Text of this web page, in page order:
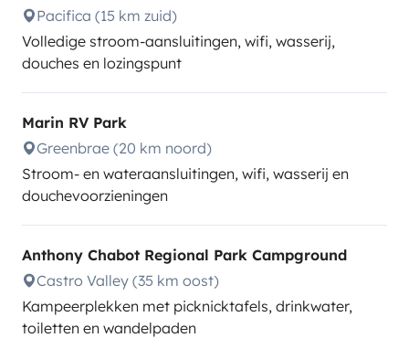
Pacifica (15 km zuid)
Volledige stroom-aansluitingen, wifi, wasserij,
douches en lozingspunt
Marin RV Park
Greenbrae (20 km noord)
Stroom- en wateraansluitingen, wifi, wasserij en
douchevoorzieningen
Anthony Chabot Regional Park Campground
Castro Valley (35 km oost)
Kampeerplekken met picknicktafels, drinkwater,
toiletten en wandelpaden